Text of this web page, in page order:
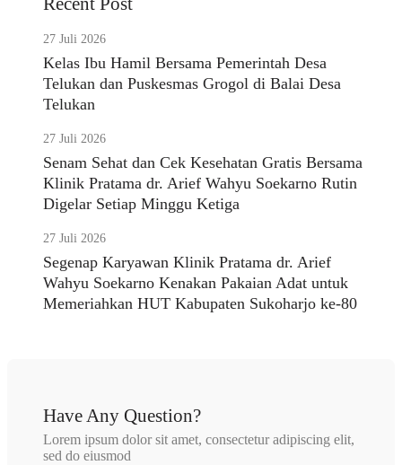
27 Juli 2026
Kelas Ibu Hamil Bersama Pemerintah Desa
Telukan dan Puskesmas Grogol di Balai Desa
Telukan
27 Juli 2026
Senam Sehat dan Cek Kesehatan Gratis Bersama
Klinik Pratama dr. Arief Wahyu Soekarno Rutin
Digelar Setiap Minggu Ketiga
27 Juli 2026
Segenap Karyawan Klinik Pratama dr. Arief
Wahyu Soekarno Kenakan Pakaian Adat untuk
Memeriahkan HUT Kabupaten Sukoharjo ke-80
Have Any Question?
Lorem ipsum dolor sit amet, consectetur adipiscing elit,
sed do eiusmod